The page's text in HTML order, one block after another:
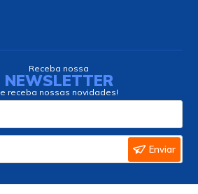
Receba nossa
NEWSLETTER
e receba nossas novidades!
Enviar